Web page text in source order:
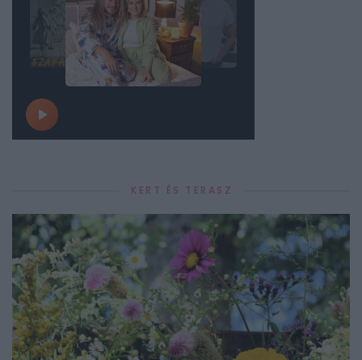
KERT ÉS TERASZ